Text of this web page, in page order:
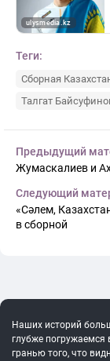
Теги:
Сборная
Талгат
Предыдущий
Жумаскалиев и
Следующий
«Сәлем,
в сборной
Наших историй
глубже погружаемся
гранью того, что